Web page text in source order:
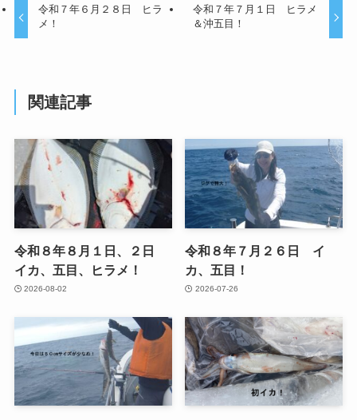
令和７年６月２８日 ヒラ
メ！
令和７年７月１日 ヒラメ
＆沖五目！
関連記事
令和８年８月１日、２日
イカ、五目、ヒラメ！
2026-08-02
令和８年７月２６日 イ
カ、五目！
2026-07-26